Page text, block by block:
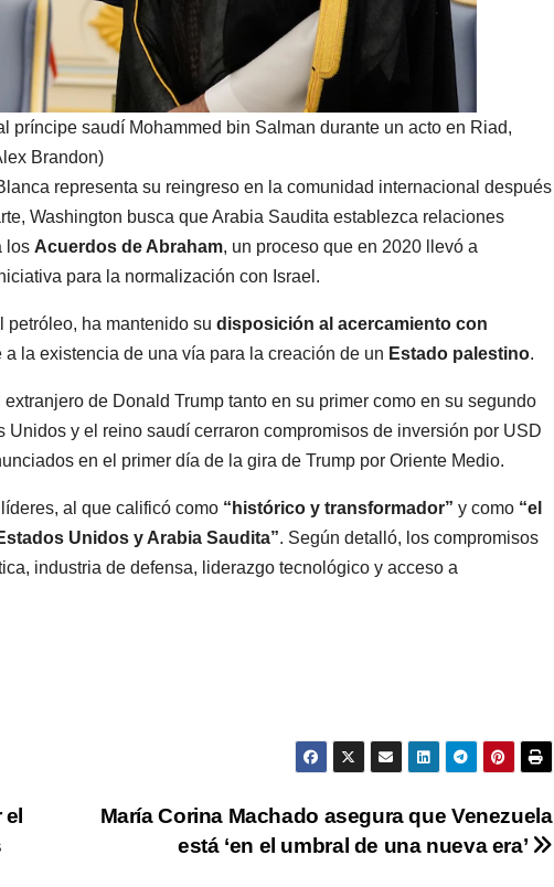
príncipe saudí Mohammed bin Salman durante un acto en Riad,
Brandon)
representa su reingreso en la comunidad internacional después
Washington busca que Arabia Saudita establezca relaciones
los Acuerdos de Abraham, un proceso que en 2020 llevó a
para la normalización con Israel.
petróleo, ha mantenido su disposición al acercamiento con
la existencia de una vía para la creación de un Estado palestino.
de Donald Trump tanto en su primer como en su segundo
y el reino saudí cerraron compromisos de inversión por USD
en el primer día de la gira de Trump por Oriente Medio.
al que calificó como “histórico y transformador” y como “el
Unidos y Arabia Saudita”. Según detalló, los compromisos
industria de defensa, liderazgo tecnológico y acceso a
María Corina Machado asegura que Venezuela
está ‘en el umbral de una nueva era’